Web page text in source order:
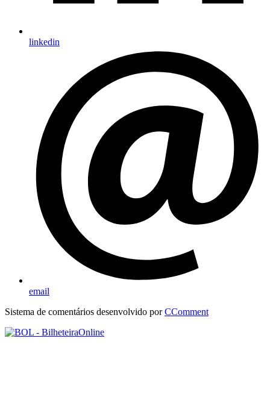
linkedin
email
Sistema de comentários desenvolvido porCComment